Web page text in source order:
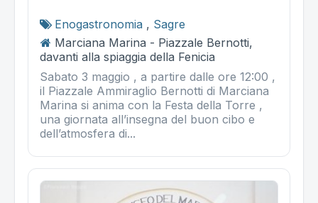
Enogastronomia , Sagre
Marciana Marina - Piazzale Bernotti,
davanti alla spiaggia della Fenicia
Sabato 3 maggio , a partire dalle ore 12:00 ,
il Piazzale Ammiraglio Bernotti di Marciana
Marina si anima con la Festa della Torre ,
una giornata all’insegna del buon cibo e
dell’atmosfera di...